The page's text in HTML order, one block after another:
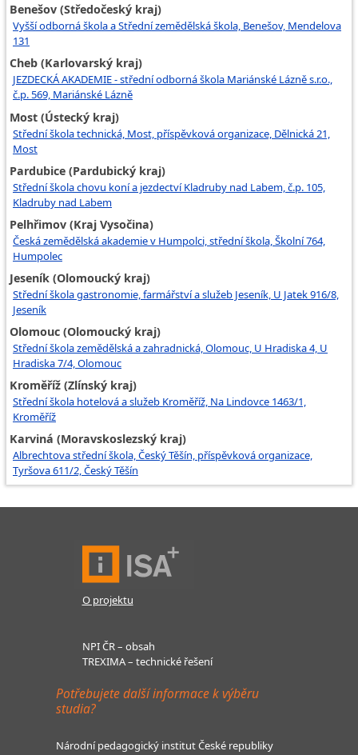
Benešov (Středočeský kraj)
Vyšší odborná škola a Střední zemědělská škola, Benešov, Mendelova
131
Cheb (Karlovarský kraj)
JEZDECKÁ AKADEMIE - střední odborná škola Mariánské Lázně s.r.o.,
č.p. 569, Mariánské Lázně
Most (Ústecký kraj)
Střední škola technická, Most, příspěvková organizace, Dělnická 21,
Most
Pardubice (Pardubický kraj)
Střední škola chovu koní a jezdectví Kladruby nad Labem, č.p. 105,
Kladruby nad Labem
Pelhřimov (Kraj Vysočina)
Česká zemědělská akademie v Humpolci, střední škola, Školní 764,
Humpolec
Jeseník (Olomoucký kraj)
Střední škola gastronomie, farmářství a služeb Jeseník, U Jatek 916/8,
Jeseník
Olomouc (Olomoucký kraj)
Střední škola zemědělská a zahradnická, Olomouc, U Hradiska 4, U
Hradiska 7/4, Olomouc
Kroměříž (Zlínský kraj)
Střední škola hotelová a služeb Kroměříž, Na Lindovce 1463/1,
Kroměříž
Karviná (Moravskoslezský kraj)
Albrechtova střední škola, Český Těšín, příspěvková organizace,
Tyršova 611/2, Český Těšín
O projektu
NPI ČR – obsah
TREXIMA – technické řešení
Potřebujete další informace k výběru
studia?
Národní pedagogický institut České republiky